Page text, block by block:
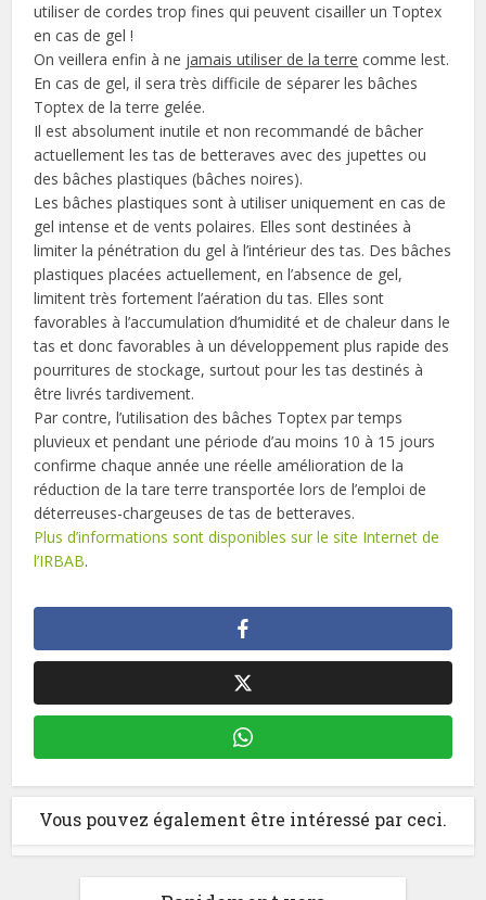
utiliser de cordes trop fines qui peuvent cisailler un Toptex
en cas de gel !
On veillera enfin à ne jamais utiliser de la terre comme lest.
En cas de gel, il sera très difficile de séparer les bâches
Toptex de la terre gelée.
Il est absolument inutile et non recommandé de bâcher
actuellement les tas de betteraves avec des jupettes ou
des bâches plastiques (bâches noires).
Les bâches plastiques sont à utiliser uniquement en cas de
gel intense et de vents polaires. Elles sont destinées à
limiter la pénétration du gel à l’intérieur des tas. Des bâches
plastiques placées actuellement, en l’absence de gel,
limitent très fortement l’aération du tas. Elles sont
favorables à l’accumulation d’humidité et de chaleur dans le
tas et donc favorables à un développement plus rapide des
pourritures de stockage, surtout pour les tas destinés à
être livrés tardivement.
Par contre, l’utilisation des bâches Toptex par temps
pluvieux et pendant une période d’au moins 10 à 15 jours
confirme chaque année une réelle amélioration de la
réduction de la tare terre transportée lors de l’emploi de
déterreuses-chargeuses de tas de betteraves.
Plus d’informations sont disponibles sur le site Internet de
l’IRBAB.
Vous pouvez également être intéressé par ceci.